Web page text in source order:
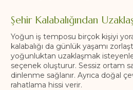
Şehir Kalabalığından
Yoğun iş temposu birçok kişiyi
kalabalığı da günlük yaşamı
yoğunluktan uzaklaşmak
seçenek oluşturur. Sessiz ortam
dinlenme sağlanır. Ayrıca doğal
rahatlama hissi verir.